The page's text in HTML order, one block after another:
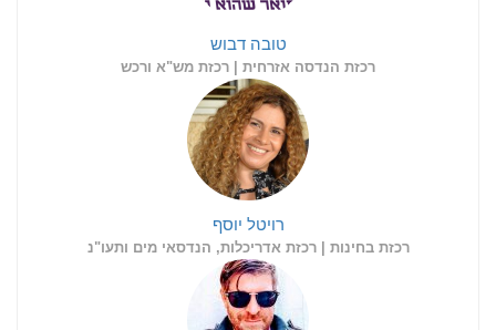
טובה דבוש
רכזת הנדסה אזרחית | רכזת מש"א ורכש
רויטל יוסף
רכזת בחינות | רכזת אדריכלות, הנדסאי מים ותעו"נ